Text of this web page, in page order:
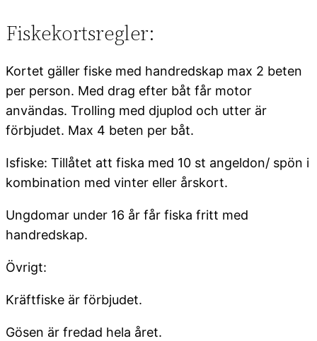
Fiskekortsregler:
Kortet gäller fiske med handredskap max 2 beten
per person. Med drag efter båt får motor
användas. Trolling med djuplod och utter är
förbjudet. Max 4 beten per båt.
Isfiske: Tillåtet att fiska med 10 st angeldon/ spön i
kombination med vinter eller årskort.
Ungdomar under 16 år får fiska fritt med
handredskap.
Övrigt:
Kräftfiske är förbjudet.
Gösen är fredad hela året.